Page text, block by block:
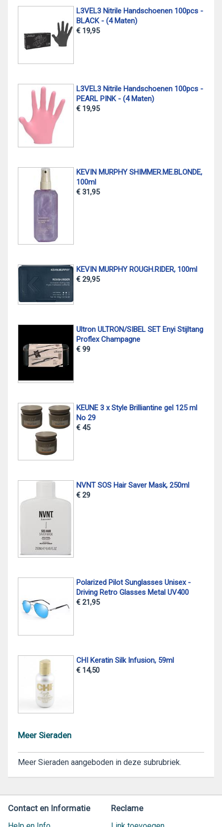
L3VEL3 Nitrile Handschoenen 100pcs -
BLACK - (4 Maten)
€ 19,95
L3VEL3 Nitrile Handschoenen 100pcs -
PEARL PINK - (4 Maten)
€ 19,95
KEVIN MURPHY SHIMMER.ME.BLONDE,
100ml
€ 31,95
KEVIN MURPHY ROUGH.RIDER, 100ml
€ 29,95
Ultron ULTRON/SIBEL SET Enyi Stijltang
Proflex Champagne
€ 99
KEUNE 3 x Style Brilliantine gel 125 ml
No 29
€ 45
NVNT SOS Hair Saver Mask, 250ml
€ 29
Polarized Pilot Sunglasses Unisex -
Driving Retro Glasses Metal UV400
€ 21,95
CHI Keratin Silk Infusion, 59ml
€ 14,50
Meer Sieraden
Meer Sieraden aangeboden in deze subrubriek.
Contact en Informatie Reclame